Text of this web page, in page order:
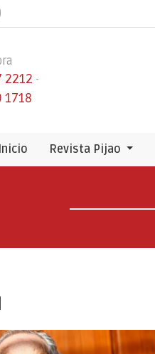
2212 -
1718
Inicio Revista Pijao